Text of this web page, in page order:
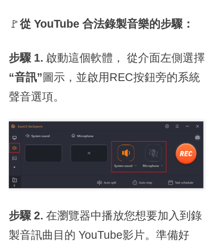
🚩從 YouTube 合法錄製音樂的步驟：
步驟 1. 啟動這個軟體，
從介面左側選擇
“音訊” 圖示，並啟用REC按鈕旁的系統
聲音選項。
步驟 2. 在瀏覽器中播放您想要加入到錄
製音訊曲目的 YouTube影片。準備好